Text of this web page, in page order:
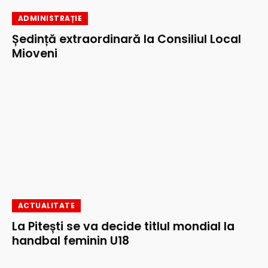
ADMINISTRAȚIE
Ședință extraordinară la Consiliul Local
Mioveni
ACTUALITATE
La Pitești se va decide titlul mondial la
handbal feminin U18